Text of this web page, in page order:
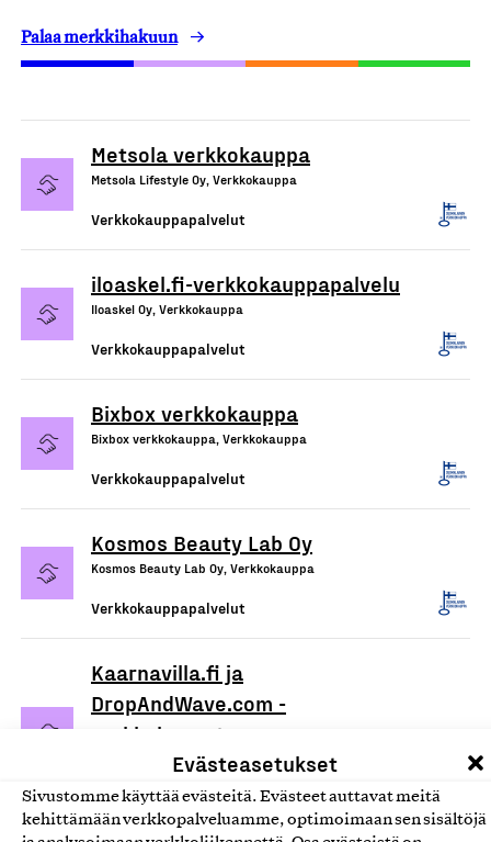
Evästeasetukset
Sivustomme käyttää evästeitä. Evästeet auttavat meitä
kehittämään verkkopalveluamme, optimoimaan sen sisältöjä
Palaa merkkihakuun
Metsola verkkokauppa
Metsola Lifestyle Oy, Verkkokauppa
Verkkokauppapalvelut
iloaskel.fi-verkkokauppapalvelu
Iloaskel Oy, Verkkokauppa
Verkkokauppapalvelut
Bixbox verkkokauppa
Bixbox verkkokauppa, Verkkokauppa
Verkkokauppapalvelut
Kosmos Beauty Lab Oy
Kosmos Beauty Lab Oy, Verkkokauppa
Verkkokauppapalvelut
Kaarnavilla.fi ja
DropAndWave.com -
verkkokaupat
Double Effect Oy, Verkkokauppa
Verkkokauppapalvelut